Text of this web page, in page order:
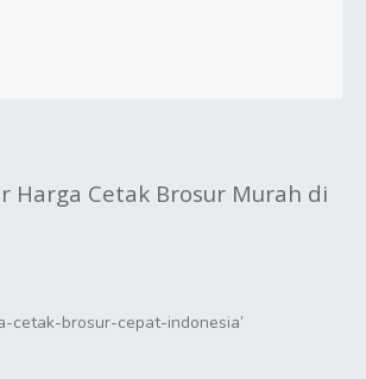
Harga Cetak Brosur Murah di
cetak-brosur-cepat-indonesia’